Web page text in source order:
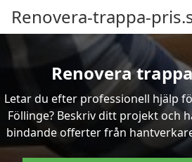
Renovera-trappa-
Renovera
Letar du efter professionell hjälp
Föllinge? Beskriv ditt projekt och
bindande offerter från